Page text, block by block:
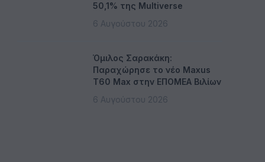
50,1% της Multiverse
6 Αυγούστου 2026
Όμιλος Σαρακάκη:
Παραχώρησε το νέο Maxus
T60 Max στην ΕΠΟΜΕΑ Βιλίων
6 Αυγούστου 2026